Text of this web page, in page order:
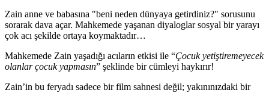
Zain anne ve babasına "beni neden dünyaya getirdiniz?" sorusunu
sorarak dava açar. Mahkemede yaşanan diyaloglar sosyal bir yarayı
çok acı şekilde ortaya koymaktadır…
Mahkemede Zain yaşadığı acıların etkisi ile “Çocuk yetiştiremeyecek
olanlar çocuk yapmasın” şeklinde bir cümleyi haykırır!
Zain’in bu feryadı sadece bir film sahnesi değil; yakınınızdaki bir